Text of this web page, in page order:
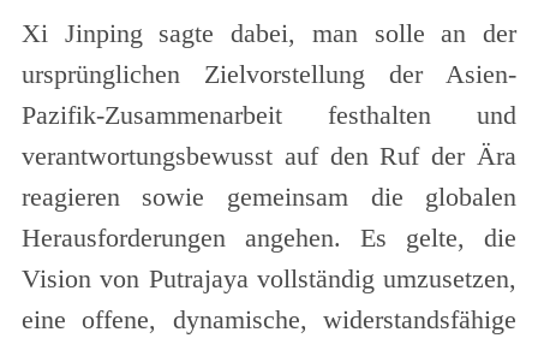
Xi Jinping sagte dabei, man solle an der
ursprünglichen Zielvorstellung der Asien-
Pazifik-Zusammenarbeit festhalten und
verantwortungsbewusst auf den Ruf der Ära
reagieren sowie gemeinsam die globalen
Herausforderungen angehen. Es gelte, die
Vision von Putrajaya vollständig umzusetzen,
eine offene, dynamische, widerstandsfähige